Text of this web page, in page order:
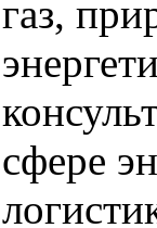
газ,
сфере